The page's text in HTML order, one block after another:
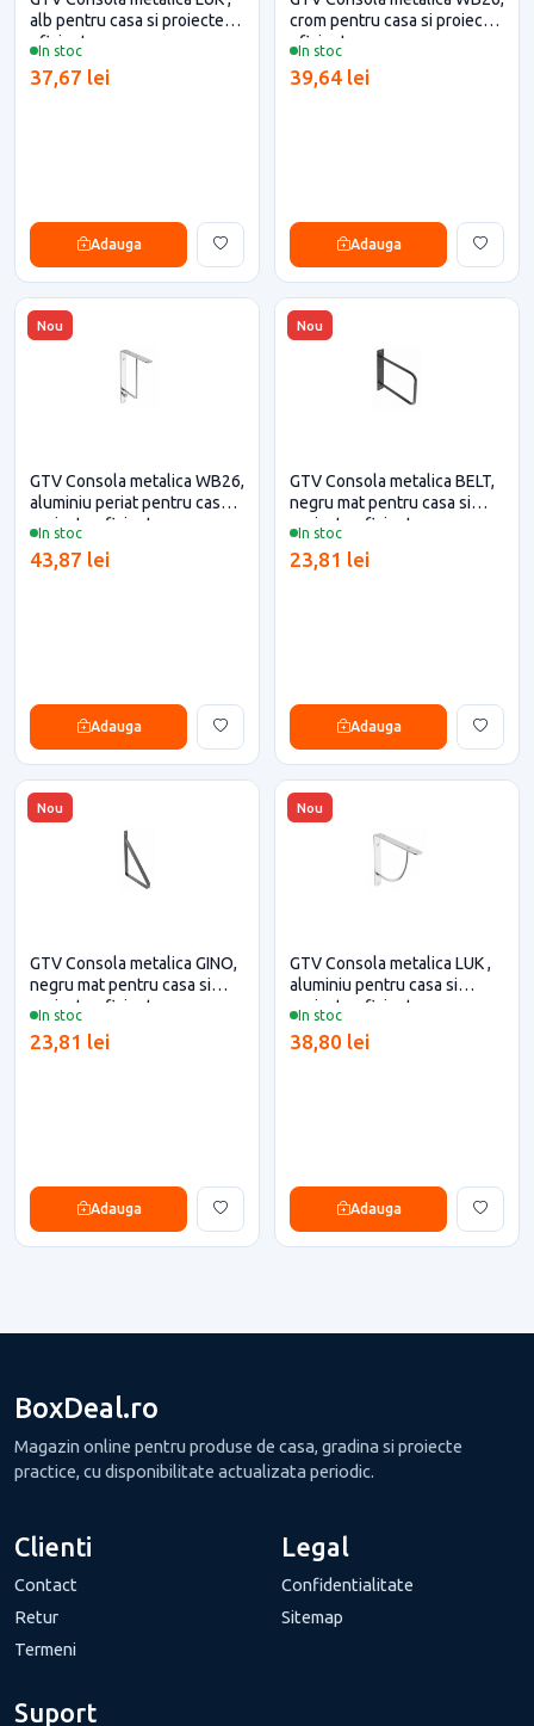
In stoc
alb pentru casa si proiecte
eficiente
37,67 lei
Adauga
In stoc
crom pentru casa si proiecte
eficiente
39,64 lei
Adauga
Nou
In stoc
GTV Consola metalica WB26,
aluminiu periat pentru casa si
proiecte eficiente
43,87 lei
Adauga
Nou
In stoc
GTV Consola metalica BELT,
negru mat pentru casa si
proiecte eficiente
23,81 lei
Adauga
Nou
In stoc
GTV Consola metalica GINO,
negru mat pentru casa si
proiecte eficiente
23,81 lei
Adauga
Nou
In stoc
GTV Consola metalica LUK ,
aluminiu pentru casa si
proiecte eficiente
38,80 lei
Adauga
BoxDeal.ro
Magazin online pentru produse de casa, gradina si proiecte
practice, cu disponibilitate actualizata periodic.
Clienti
Contact
Retur
Termeni
Legal
Confidentialitate
Sitemap
Suport